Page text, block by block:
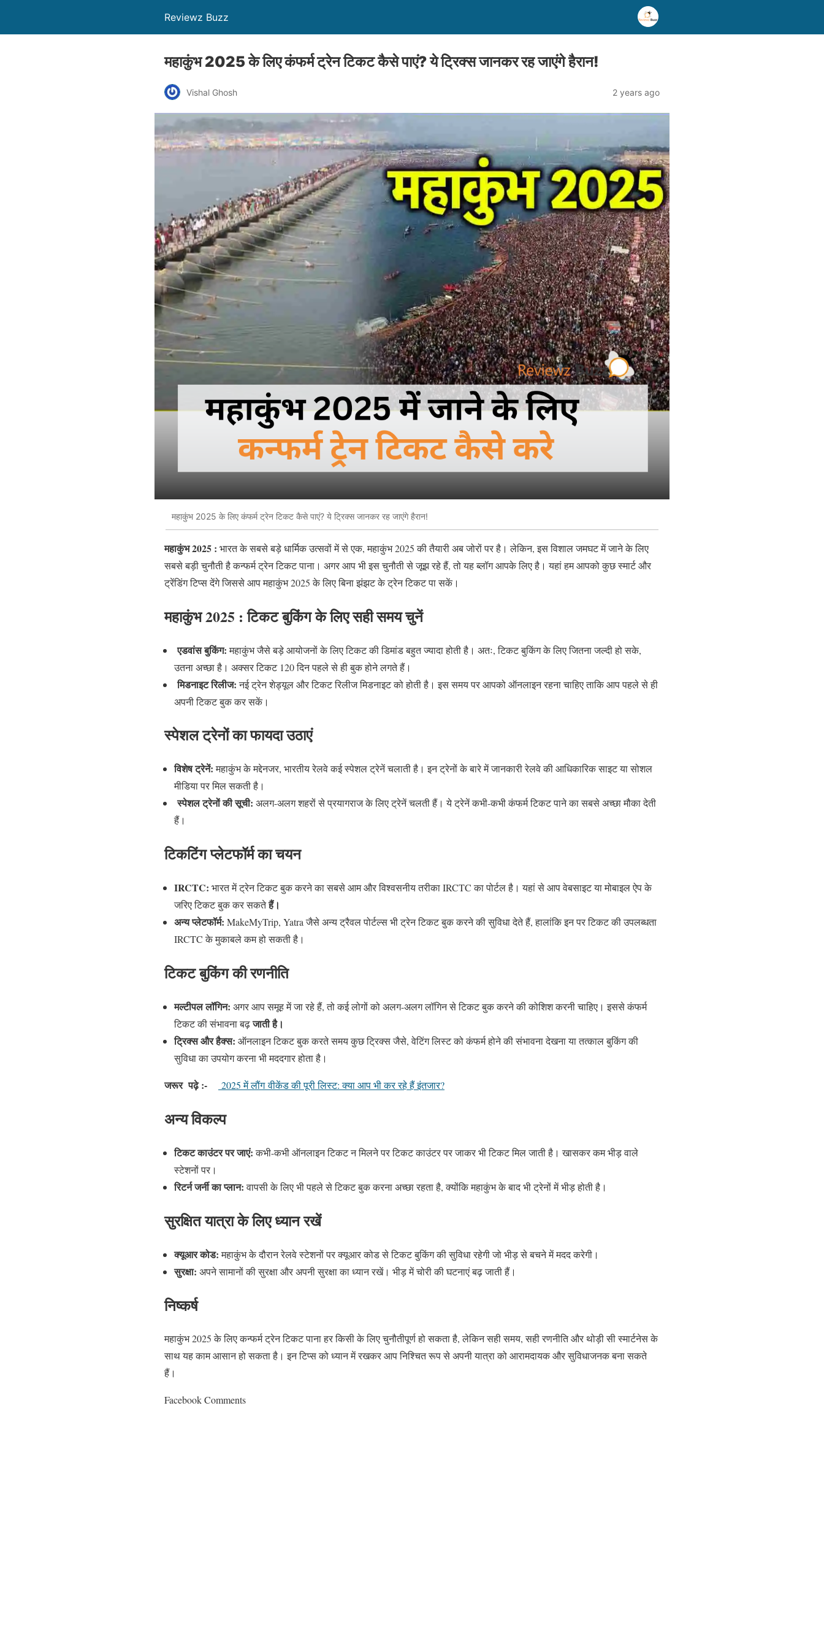
Reviewz Buzz
महाकुंभ 2025 के लिए कंफर्म ट्रेन टिकट कैसे पाएं? ये ट्रिक्स जानकर रह जाएंगे हैरान!
Vishal Ghosh 2 years ago
महाकुंभ 2025 के लिए कंफर्म ट्रेन टिकट कैसे पाएं? ये ट्रिक्स जानकर रह जाएंगे हैरान!
महाकुंभ 2025 : भारत के सबसे बड़े धार्मिक उत्सवों में से एक, महाकुंभ 2025 की तैयारी अब जोरों पर है। लेकिन, इस विशाल जमघट में जाने के लिए
सबसे बड़ी चुनौती है कन्फर्म ट्रेन टिकट पाना। अगर आप भी इस चुनौती से जूझ रहे हैं, तो यह ब्लॉग आपके लिए है। यहां हम आपको कुछ स्मार्ट और
ट्रेंडिंग टिप्स देंगे जिससे आप महाकुंभ 2025 के लिए बिना झंझट के ट्रेन टिकट पा सकें।
महाकुंभ 2025 : टिकट बुकिंग के लिए सही समय चुनें
एडवांस बुकिंग:महाकुंभ जैसे बड़े आयोजनों के लिए टिकट की डिमांड बहुत ज्यादा होती है। अतः, टिकट बुकिंग के लिए जितना जल्दी हो सके,
उतना अच्छा है। अक्सर टिकट 120 दिन पहले से ही बुक होने लगते हैं।
मिडनाइट रिलीज:नई ट्रेन शेड्यूल और टिकट रिलीज मिडनाइट को होती है। इस समय पर आपको ऑनलाइन रहना चाहिए ताकि आप पहले से ही
अपनी टिकट बुक कर सकें।
स्पेशल ट्रेनों का फायदा उठाएं
विशेष ट्रेनें:महाकुंभ के मद्देनजर, भारतीय रेलवे कई स्पेशल ट्रेनें चलाती है। इन ट्रेनों के बारे में जानकारी रेलवे की आधिकारिक साइट या सोशल
मीडिया पर मिल सकती है।
स्पेशल ट्रेनों की सूची: अलग-अलग शहरों से प्रयागराज के लिए ट्रेनें चलती हैं। ये ट्रेनें कभी-कभी कंफर्म टिकट पाने का सबसे अच्छा मौका देती
हैं।
टिकटिंग प्लेटफॉर्म का चयन
IRCTC: भारत में ट्रेन टिकट बुक करने का सबसे आम और विश्वसनीय तरीका IRCTC का पोर्टल है। यहां से आप वेबसाइट या मोबाइल ऐप के
जरिए टिकट बुक कर सकतेहैं।
अन्य प्लेटफॉर्म: MakeMyTrip, Yatra जैसे अन्य ट्रैवल पोर्टल्स भी ट्रेन टिकट बुक करने की सुविधा देते हैं, हालांकि इन पर टिकट की उपलब्धता
IRCTC के मुकाबले कम हो सकती है।
टिकट बुकिंग की रणनीति
मल्टीपल लॉगिन: अगर आप समूह में जा रहे हैं, तो कई लोगों को अलग-अलग लॉगिन से टिकट बुक करने की कोशिश करनी चाहिए। इससे कंफर्म
टिकट की संभावना बढ़जाती है।
ट्रिक्स और हैक्स: ऑनलाइन टिकट बुक करते समय कुछ ट्रिक्स जैसे, वेटिंग लिस्ट को कंफर्म होने की संभावना देखना या तत्काल बुकिंग की
सुविधा का उपयोग करना भी मददगार होता है।
जरूर पढ़े :- 2025 में लौंग वीकेंड की पूरी लिस्ट: क्या आप भी कर रहे हैं इंतजार?
अन्य विकल्प
टिकट काउंटर पर जाएं:कभी-कभी ऑनलाइन टिकट न मिलने पर टिकट काउंटर पर जाकर भी टिकट मिल जाती है। खासकर कम भीड़ वाले
स्टेशनों पर।
रिटर्न जर्नी का प्लान:वापसी के लिए भी पहले से टिकट बुक करना अच्छा रहता है, क्योंकि महाकुंभ के बाद भी ट्रेनों में भीड़ होती है।
सुरक्षित यात्रा के लिए ध्यान रखें
क्यूआर कोड:महाकुंभ के दौरान रेलवे स्टेशनों पर क्यूआर कोड से टिकट बुकिंग की सुविधा रहेगी जो भीड़ से बचने में मदद करेगी।
सुरक्षा: अपने सामानों की सुरक्षा और अपनी सुरक्षा का ध्यान रखें। भीड़ में चोरी की घटनाएं बढ़ जाती हैं।
निष्कर्ष
महाकुंभ 2025 के लिए कन्फर्म ट्रेन टिकट पाना हर किसी के लिए चुनौतीपूर्ण हो सकता है, लेकिन सही समय, सही रणनीति और थोड़ी सी स्मार्टनेस के
साथ यह काम आसान हो सकता है। इन टिप्स को ध्यान में रखकर आप निश्चित रूप से अपनी यात्रा को आरामदायक और सुविधाजनक बना सकते
हैं।
Facebook Comments